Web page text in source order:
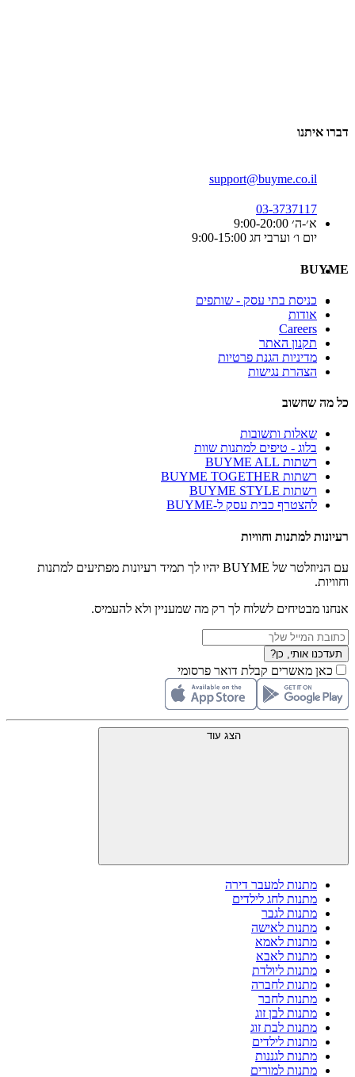
דברו איתנו
support@buyme.co.il
03-3737117
א׳-ה׳ 9:00-20:00
יום ו׳ וערבי חג 9:00-15:00
BUYME
כניסת בתי עסק - שותפים
אודות
Careers
תקנון האתר
מדיניות הגנת פרטיות
הצהרת נגישות
כל מה שחשוב
שאלות ותשובות
בלוג - טיפים למתנות שוות
רשתות BUYME ALL
רשתות BUYME TOGETHER
רשתות BUYME STYLE
להצטרף כבית עסק ל-BUYME
רעיונות למתנות וחוויות
עם הניוזלטר של BUYME יהיו לך תמיד רעיונות מפתיעים למתנות
וחוויות.
אנחנו מבטיחים לשלוח לך רק מה שמעניין ולא להעמיס.
תעדכנו אותי, כן?
כאן מאשרים קבלת דואר פרסומי
הצג עוד
מתנות למעבר דירה
מתנות לחג לילדים
מתנות לגבר
מתנות לאישה
מתנות לאמא
מתנות לאבא
מתנות ליולדת
מתנות לחברה
מתנות לחבר
מתנות לבן זוג
מתנות לבת זוג
מתנות לילדים
מתנות לגננות
מתנות למורים